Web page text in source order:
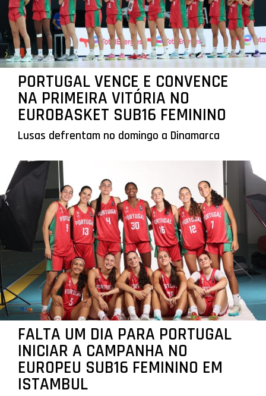
PORTUGAL VENCE E CONVENCE
NA PRIMEIRA VITÓRIA NO
EUROBASKET SUB16 FEMININO
Lusas defrentam no domingo a Dinamarca
FALTA UM DIA PARA PORTUGAL
INICIAR A CAMPANHA NO
EUROPEU SUB16 FEMININO EM
ISTAMBUL